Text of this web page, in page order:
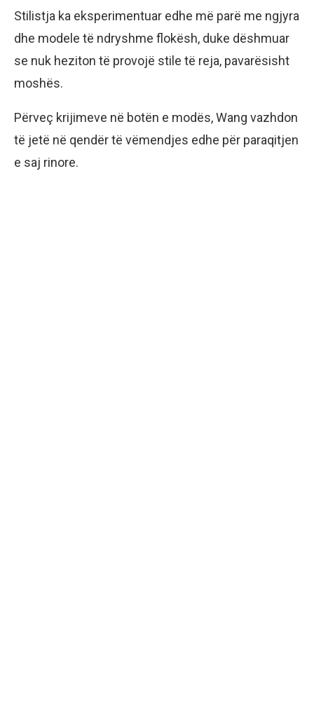
Stilistja ka eksperimentuar edhe më parë me ngjyra
dhe modele të ndryshme flokësh, duke dëshmuar
se nuk heziton të provojë stile të reja, pavarësisht
moshës.
Përveç krijimeve në botën e modës, Wang vazhdon
të jetë në qendër të vëmendjes edhe për paraqitjen
e saj rinore.